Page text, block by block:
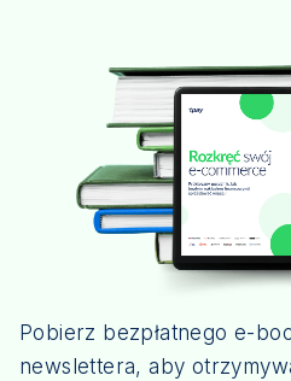
Pobierz bezpłatnego e-
newslettera, aby